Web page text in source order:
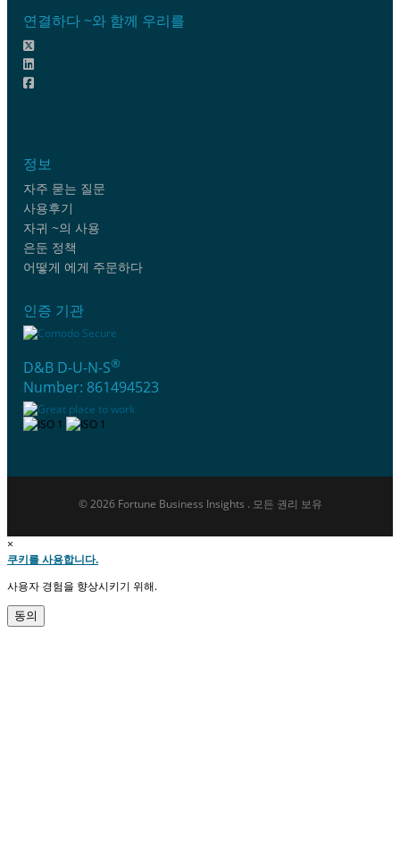
연결하다 ~와 함께 우리를
정보
자주 묻는 질문
사용후기
자귀 ~의 사용
은둔 정책
어떻게 에게 주문하다
인증 기관
D&B D-U-N-S®
Number: 861494523
© 2026 Fortune Business Insights . 모든 권리 보유
×
쿠키를 사용합니다.
사용자 경험을 향상시키기 위해.
동의